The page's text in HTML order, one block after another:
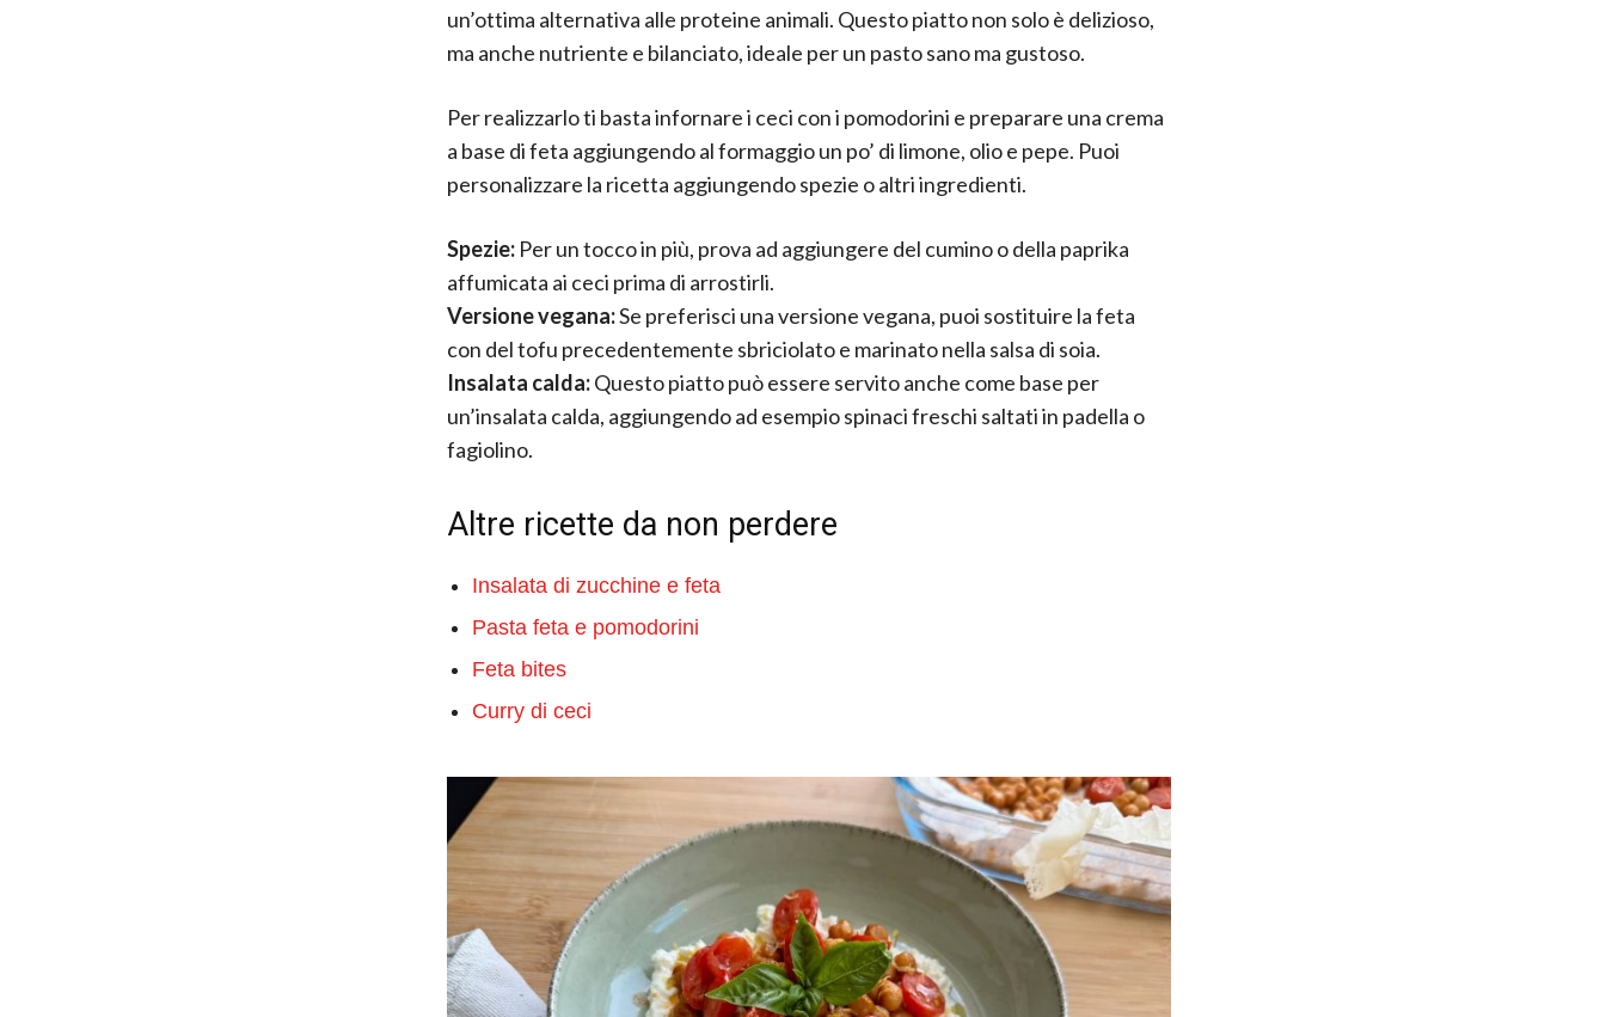
un’ottima alternativa alle proteine animali. Questo piatto non solo è delizioso,
ma anche nutriente e bilanciato, ideale per un pasto sano ma gustoso.
Per realizzarlo ti basta infornare i ceci con i pomodorini e preparare una crema
a base di feta aggiungendo al formaggio un po’ di limone, olio e pepe. Puoi
personalizzare la ricetta aggiungendo spezie o altri ingredienti.
Spezie: Per un tocco in più, prova ad aggiungere del cumino o della paprika
affumicata ai ceci prima di arrostirli.
Versione vegana:Se preferisci una versione vegana, puoi sostituire la feta
con del tofu precedentemente sbriciolato e marinato nella salsa di soia.
Insalata calda:Questo piatto può essere servito anche come base per
un’insalata calda, aggiungendo ad esempio spinaci freschi saltati in padella o
fagiolino.
Altre ricette da non perdere
Insalata di zucchine e feta
Pasta feta e pomodorini
Feta bites
Curry di ceci